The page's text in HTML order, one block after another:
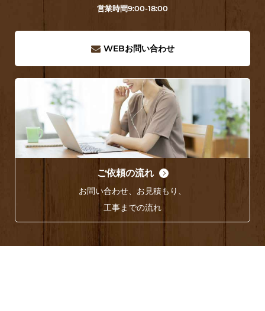
営業時間9:00-18:00
WEBお問い合わせ
ご依頼の流れ
お問い合わせ、お見積もり、
工事までの流れ